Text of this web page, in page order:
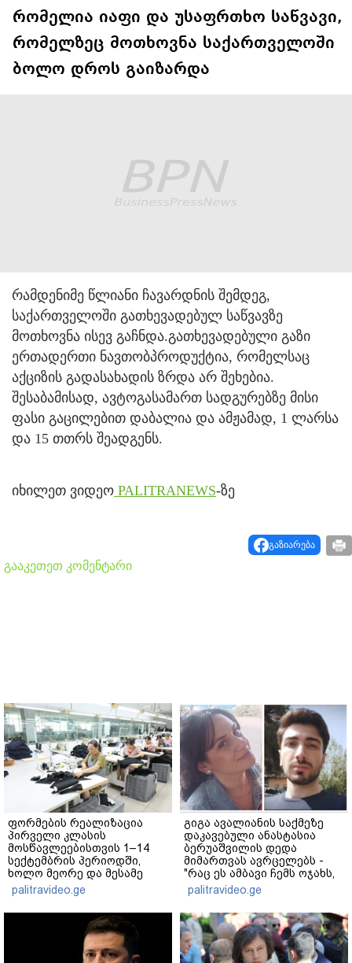
რომელია იაფი და უსაფრთხო საწვავი,
რომელზეც მოთხოვნა საქართველოში
ბოლო დროს გაიზარდა
რამდენიმე წლიანი ჩავარდნის შემდეგ,
საქართველოში გათხევადებულ საწვავზე
მოთხოვნა ისევ გაჩნდა.გათხევადებული გაზი
ერთადერთი ნავთობპროდუქტია, რომელსაც
აქციზის გადასახადის ზრდა არ შეხებია.
შესაბამისად, ავტოგასამართ სადგურებზე მისი
ფასი გაცილებით დაბალია და ამჟამად, 1 ლარსა
და 15 თთრს შეადგენს.
იხილეთ ვიდეო PALITRANEWS-ზე
გაზიარება
გააკეთეთ კომენტარი
ფორმების რეალიზაცია
პირველი კლასის
მოსწავლეებისთვის 1–14
სექტემბრის პერიოდში,
ხოლო მეორე და მესამე
ეტაპებზე...
palitravideo.ge
გიგა ავალიანის საქმეზე
დაკავებული ანასტასია
ბერუაშვილის დედა
მიმართვას ავრცელებს -
"რაც ეს ამბავი ჩემს ოჯახს,
ჩემს ანასტასიას გადახდა
თავს, მის მერე მე მე არ
ვარ"
palitravideo.ge